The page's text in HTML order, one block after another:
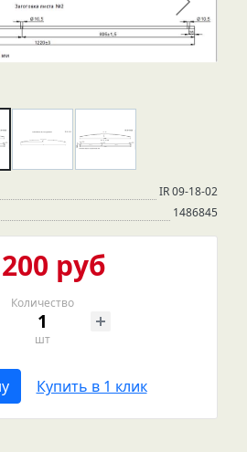
IR 09-18-02
1486845
руб
Количество
шт
Купить в 1 клик